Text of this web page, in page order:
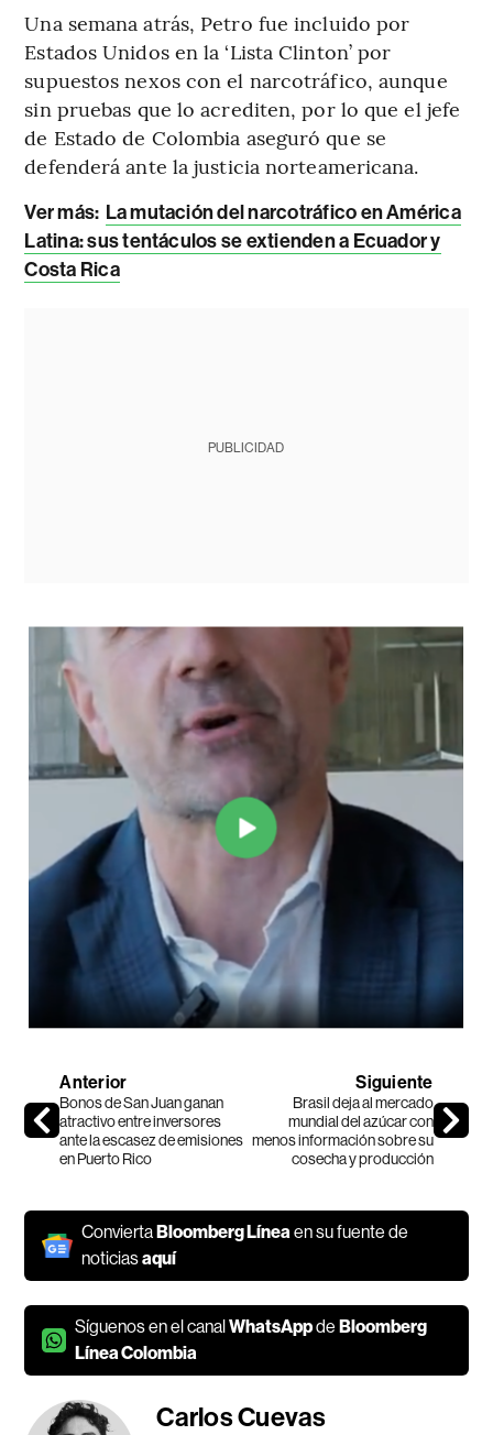
Una semana atrás, Petro fue incluido por
Estados Unidos en la ‘Lista Clinton’ por
supuestos nexos con el narcotráfico, aunque
sin pruebas que lo acrediten, por lo que el jefe
de Estado de Colombia aseguró que se
defenderá ante la justicia norteamericana.
Ver más: La mutación del narcotráfico en América
Latina: sus tentáculos se extienden a Ecuador y
Costa Rica
PUBLICIDAD
Anterior
Bonos de San Juan ganan
atractivo entre inversores
ante la escasez de emisiones
en Puerto Rico
Siguiente
Brasil deja al mercado
mundial del azúcar con
menos información sobre su
cosecha y producción
ConviertaBloomberg Líneaen su fuente de
noticiasaquí
Síguenos en el canalWhatsAppdeBloomberg
Línea Colombia
Carlos Cuevas